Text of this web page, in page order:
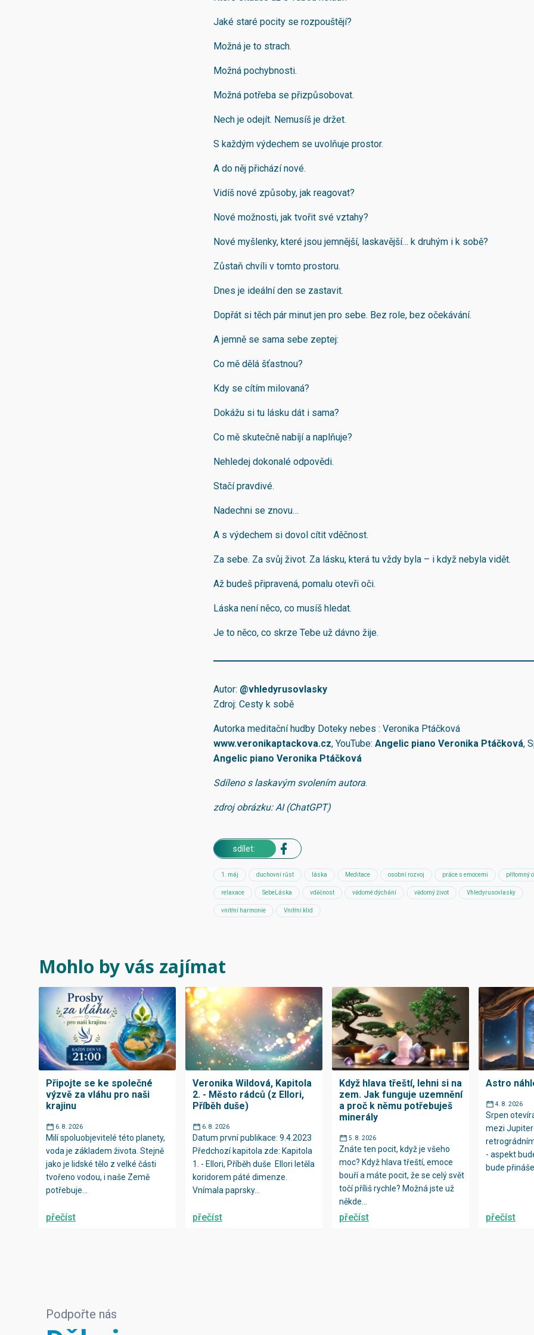
Jaké staré pocity se rozpouštějí?
Možná je to strach.
Možná pochybnosti.
Možná potřeba se přizpůsobovat.
Nech je odejít. Nemusíš je držet.
S každým výdechem se uvolňuje prostor.
A do něj přichází nové.
Vidíš nové způsoby, jak reagovat?
Nové možnosti, jak tvořit své vztahy?
Nové myšlenky, které jsou jemnější, laskavější… k druhým i k sobě?
Zůstaň chvíli v tomto prostoru.
Dnes je ideální den se zastavit.
Dopřát si těch pár minut jen pro sebe. Bez role, bez očekávání.
A jemně se sama sebe zeptej:
Co mě dělá šťastnou?
Kdy se cítím milovaná?
Dokážu si tu lásku dát i sama?
Co mě skutečně nabíjí a naplňuje?
Nehledej dokonalé odpovědi.
Stačí pravdivé.
Nadechni se znovu…
A s výdechem si dovol cítit vděčnost.
Za sebe. Za svůj život. Za lásku, která tu vždy byla – i když nebyla vidět.
Až budeš připravená, pomalu otevři oči.
Láska není něco, co musíš hledat.
Je to něco, co skrze Tebe už dávno žije.
Autor: @vhledyrusovlasky
Zdroj: Cesty k sobě
Autorka meditační hudby Doteky nebes : Veronika Ptáčková
www.veronikaptackova.cz, YouTube: ⁠Angelic piano Veronika Ptáčková⁠,
Angelic piano Veronika Ptáčková
Sdíleno s laskavým svolením autora.
zdroj obrázku: AI (ChatGPT)
sdílet:
1. máj duchovní růst láska Meditace osobní rozvoj práce s emocemi přítomný
relaxace SebeLáska vděčnost vědomé dýchání vědomý život Vhledyrusovlasky
vnitřní harmonie Vnitřní klid
Mohlo by vás zajímat
Připojte se ke společné
výzvě za vláhu pro naši
krajinu
6. 8. 2026
Milí spoluobjevitelé této planety,
voda je základem života. Stejně
jako je lidské tělo z velké části
tvořeno vodou, i naše Země
potřebuje...
přečíst
Veronika Wildová, Kapitola
2. - Město rádců (z Ellori,
Příběh duše)
6. 8. 2026
Datum první publikace: 9.4.2023
Předchozí kapitola zde: Kapitola
1. - Ellori, Příběh duše Ellori letěla
koridorem páté dimenze.
Vnímala paprsky...
přečíst
Když hlava třeští, lehni si na
zem. Jak funguje uzemnění
a proč k němu potřebuješ
minerály
5. 8. 2026
Znáte ten pocit, když je všeho
moc? Když hlava třeští, emoce
bouří a máte pocit, že se celý svět
točí příliš rychle? Možná jste už
někde...
přečíst
Astro
4. 8. 2026
Srpen
mezi
- aspekt
bude
přečíst
Podpořte nás